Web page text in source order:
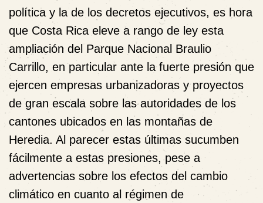
política y la de los decretos ejecutivos, es hora
que Costa Rica eleve a rango de ley esta
ampliación del Parque Nacional Braulio
Carrillo, en particular ante la fuerte presión que
ejercen empresas urbanizadoras y proyectos
de gran escala sobre las autoridades de los
cantones ubicados en las montañas de
Heredia. Al parecer estas últimas sucumben
fácilmente a estas presiones, pese a
advertencias sobre los efectos del cambio
climático en cuanto al régimen de